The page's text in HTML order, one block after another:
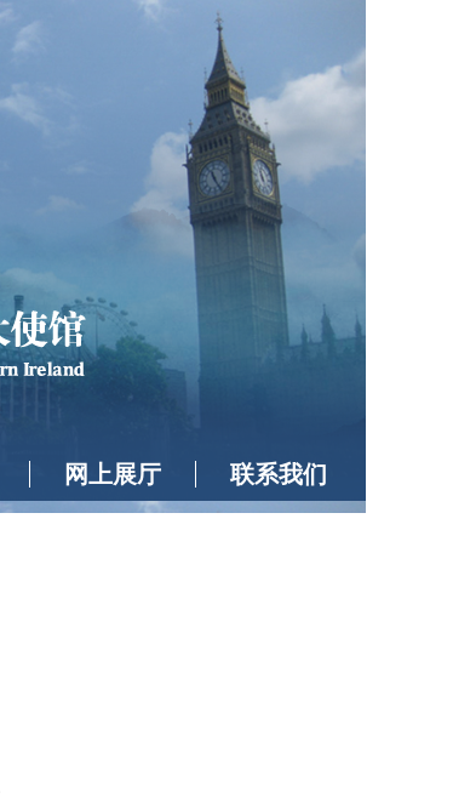
网上展厅 联系我们